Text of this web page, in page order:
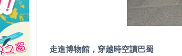
走進博物館，穿越時空讀巴蜀